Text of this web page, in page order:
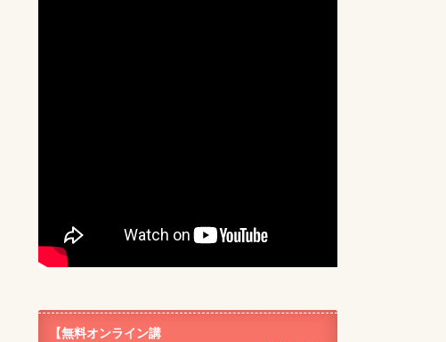
【無料オンライン講